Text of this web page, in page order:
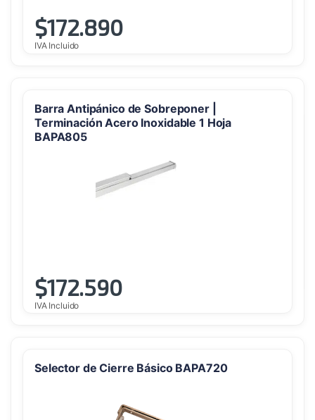
$172.890
IVA Incluido
Barra Antipánico de Sobreponer |
Terminación Acero Inoxidable 1 Hoja
BAPA805
$172.590
IVA Incluido
Selector de Cierre Básico BAPA720